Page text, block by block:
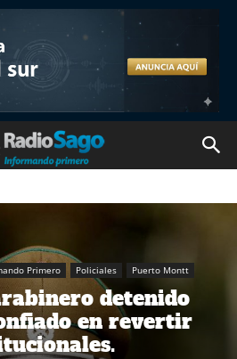
Primero Policiales Puerto Montt
detenido
en revertir